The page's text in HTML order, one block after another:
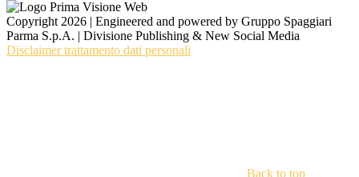
Copyright 2026 | Engineered and powered by Gruppo Spaggiari
Parma S.p.A. | Divisione Publishing & New Social Media
Disclaimer trattamento dati personali
Back to top